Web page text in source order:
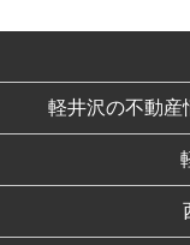
軽井沢の不動産